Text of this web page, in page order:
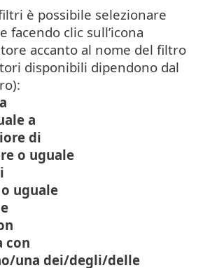
è possibile selezionare
facendo clic sull’icona
accanto al nome del filtro
disponibili dipendono dal
a
di
o uguale
uguale
con
una dei/degli/delle